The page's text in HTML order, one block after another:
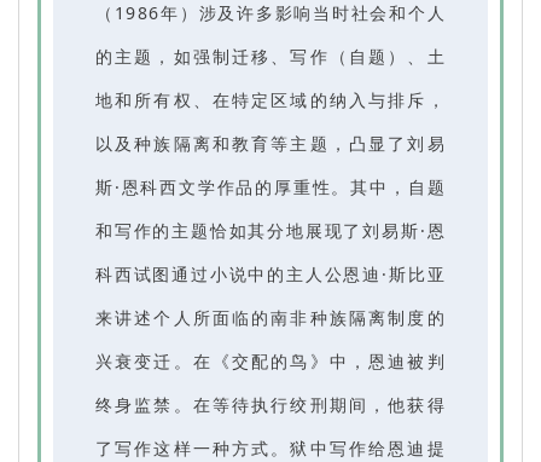
（1986年）涉及许多影响当时社会和个人
的主题，如强制迁移、写作（自题）、土
地和所有权、在特定区域的纳入与排斥，
以及种族隔离和教育等主题，凸显了刘易
斯·恩科西文学作品的厚重性。其中，自题
和写作的主题恰如其分地展现了刘易斯·恩
科西试图通过小说中的主人公恩迪·斯比亚
来讲述个人所面临的南非种族隔离制度的
兴衰变迁。在《交配的鸟》中，恩迪被判
终身监禁。在等待执行绞刑期间，他获得
了写作这样一种方式。狱中写作给恩迪提